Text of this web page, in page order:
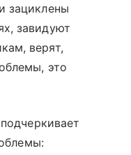
зациклены
завидуют
верят,
это